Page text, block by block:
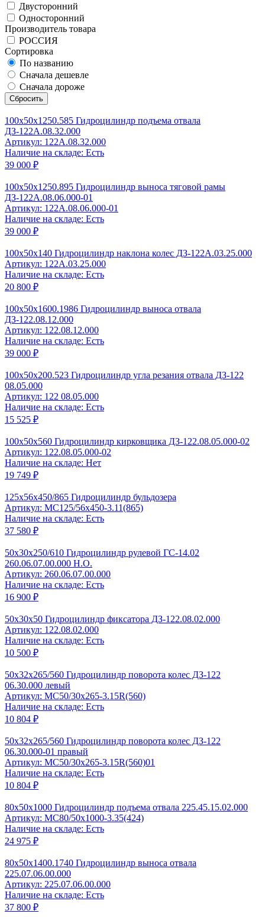
Двусторонний
Односторонний
Производитель товара
РОССИЯ
Сортировка
По названию
Сначала дешевле
Сначала дороже
Сбросить
100x50x1250.585 Гидроцилиндр подъема отвала
ДЗ-122А.08.32.000
Артикул: 122A.08.32.000
Наличие на складе: Есть
39 000 ₽
100x50x1250.895 Гидроцилиндр выноса тяговой рамы
ДЗ-122А.08.06.000-01
Артикул: 122A.08.06.000-01
Наличие на складе: Есть
39 000 ₽
100x50x140 Гидроцилиндр наклона колес ДЗ-122А.03.25.000
Артикул: 122A.03.25.000
Наличие на складе: Есть
20 800 ₽
100x50x1600.1986 Гидроцилиндр выноса отвала
ДЗ-122.08.12.000
Артикул: 122.08.12.000
Наличие на складе: Есть
39 000 ₽
100x50x200.523 Гидроцилиндр угла резания отвала ДЗ-122
08.05.000
Артикул: 122 08.05.000
Наличие на складе: Есть
15 525 ₽
100x50x560 Гидроцилиндр кирковщика ДЗ-122.08.05.000-02
Артикул: 122.08.05.000-02
Наличие на складе: Нет
19 749 ₽
125x56x450/865 Гидроцилиндр бульдозера
Артикул: MC125/56x450-3.11(865)
Наличие на складе: Есть
37 580 ₽
50x30x250/610 Гидроцилиндр рулевой ГС-14.02
260.06.07.00.000 Н.О.
Артикул: 260.06.07.00.000
Наличие на складе: Есть
16 900 ₽
50x30х50 Гидроцилиндр фиксатора ДЗ-122.08.02.000
Артикул: 122.08.02.000
Наличие на складе: Есть
10 500 ₽
50x32x265/560 Гидроцилиндр поворота колес ДЗ-122
06.30.000 левый
Артикул: MC50/30x265-3.15R(560)
Наличие на складе: Есть
10 804 ₽
50x32x265/560 Гидроцилиндр поворота колес ДЗ-122
06.30.000-01 правый
Артикул: MC50/30x265-3.15R(560)01
Наличие на складе: Есть
10 804 ₽
80x50x1000 Гидроцилиндр подъема отвала 225.45.15.02.000
Артикул: МС80/50x1000-3.35(424)
Наличие на складе: Есть
24 975 ₽
80x50x1400.1740 Гидроцилиндр выноса отвала
225.07.06.00.000
Артикул: 225.07.06.00.000
Наличие на складе: Есть
37 800 ₽